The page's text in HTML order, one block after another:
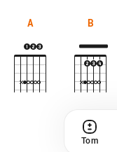
A B
Tom